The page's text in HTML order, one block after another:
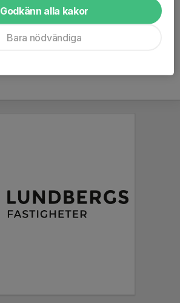
Godkänn alla kakor
Bara nödvändiga